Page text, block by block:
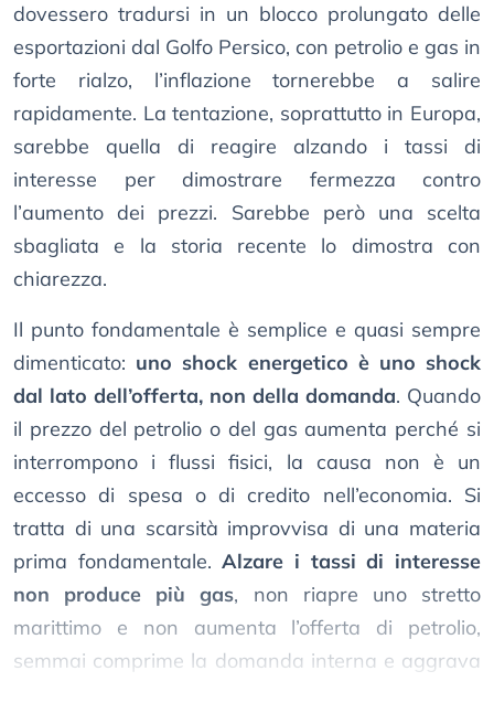
dovessero tradursi in un blocco prolungato delle
esportazioni dal Golfo Persico, con petrolio e gas in
forte rialzo, l’inflazione tornerebbe a salire
rapidamente. La tentazione, soprattutto in Europa,
sarebbe quella di reagire alzando i tassi di
interesse per dimostrare fermezza contro
l’aumento dei prezzi. Sarebbe però una scelta
sbagliata e la storia recente lo dimostra con
chiarezza.
Il punto fondamentale è semplice e quasi sempre
dimenticato: uno shock energetico è uno shock
dal lato dell’offerta, non della domanda. Quando
il prezzo del petrolio o del gas aumenta perché si
interrompono i flussi fisici, la causa non è un
eccesso di spesa o di credito nell’economia. Si
tratta di una scarsità improvvisa di una materia
prima fondamentale.Alzare i tassi di interesse
non produce più gas, non riapre uno stretto
marittimo e non aumenta l’offerta di petrolio,
semmai comprime la domanda interna e aggrava